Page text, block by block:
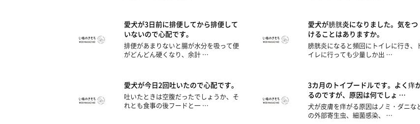
愛犬が3日前に排便してから排便して
いないので心配です。
排便があまりないと腸が水分を吸って便
がどんどん硬くなり、余計 …
愛犬が膀胱炎になりました。気をつ
けることはありますか。
膀胱炎になると頻回にトイレに行き、
イレに行っても少量しか出 …
愛犬が今日2回吐いたので心配です。
吐いたときは空腹だったでしょうか、そ
れとも食事の後フードと一 …
3カ月のトイプードルです。よく痒
るのですが、原因は何でしょ …
犬が皮膚を痒がる原因はノミ・ダニな
の外部寄生虫、細菌感染、 …